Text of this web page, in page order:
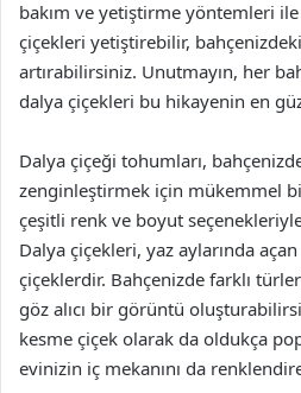
bakım ve yetiştirme yöntemleri ile
çiçekleri yetiştirebilir,
artırabilirsiniz. Unutmayın, her
dalya çiçekleri bu hikayenin en
Dalya çiçeği tohumları,
zenginleştirmek için mükemmel
çeşitli renk ve boyut
Dalya çiçekleri, yaz aylarında
çiçeklerdir. Bahçenizde farklı
göz alıcı bir görüntü
kesme çiçek olarak da oldukça
evinizin iç mekanını da